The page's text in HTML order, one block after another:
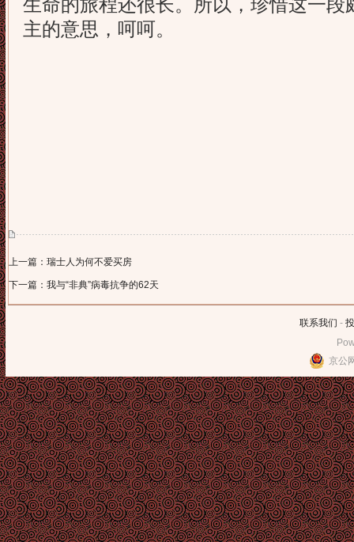
生命的旅程还很长。所以，珍惜这一段
主的意思，呵呵。
上一篇：瑞士人为何不爱买房
下一篇：我与“非典”病毒抗争的62天
联系我们 -
京公